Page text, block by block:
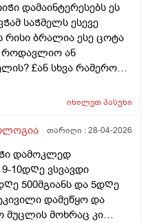
დამაინტერესებს ეს
საᲭმელს ესევე
რისი ბრალია ესე ცოტა
როდავლიო ან
£ან სხვა რამერომ
იხილეთპასუხი
თარიღი :28-04-2026
დამოკლედ
10დᲦე ვსვავდი
500მგიანს და 5დᲦე
დამეწყო და
მუცლის მოხრაც კი